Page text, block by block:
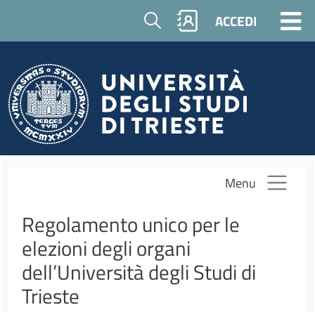
Salta al contenuto principale
Cerca ACCEDI
Menu
Regolamento unico per le
elezioni degli organi
dell’Università degli Studi di
Trieste